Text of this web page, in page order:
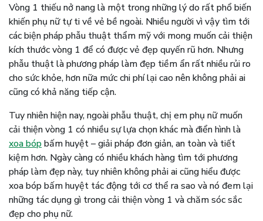
Vòng 1 thiếu nở nang là một trong những lý do rất phổ biến
khiến phụ nữ tự ti về vẻ bề ngoài. Nhiều người vì vậy tìm tới
các biện pháp phẫu thuật thẩm mỹ với mong muốn cải thiện
kích thước vòng 1 để có được vẻ đẹp quyến rũ hơn. Nhưng
phẫu thuật là phương pháp làm đẹp tiềm ẩn rất nhiều rủi ro
cho sức khỏe, hơn nữa mức chi phí lại cao nên không phải ai
cũng có khả năng tiếp cận.
Tuy nhiên hiện nay, ngoài phẫu thuật, chị em phụ nữ muốn
cải thiện vòng 1 có nhiều sự lựa chọn khác mà điển hình là
xoa bópbấm huyệt – giải pháp đơn giản, an toàn và tiết
kiệm hơn. Ngày càng có nhiều khách hàng tìm tới phương
pháp làm đẹp này, tuy nhiên không phải ai cũng hiểu được
xoa bóp bấm huyệt tác động tới cơ thể ra sao và nó đem lại
những tác dụng gì trong cải thiện vòng 1 và chăm sóc sắc
đẹp cho phụ nữ.